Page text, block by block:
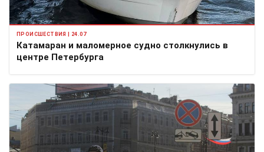
ПРОИСШЕСТВИЯ | 24.07
Катамаран и маломерное судно столкнулись в
центре Петербурга